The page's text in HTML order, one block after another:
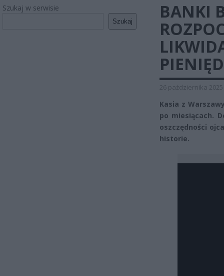
Szukaj w serwisie
Szukaj
BANKI
26 października 2025
Kasia z
po miesiącach.
oszczędności
historie.